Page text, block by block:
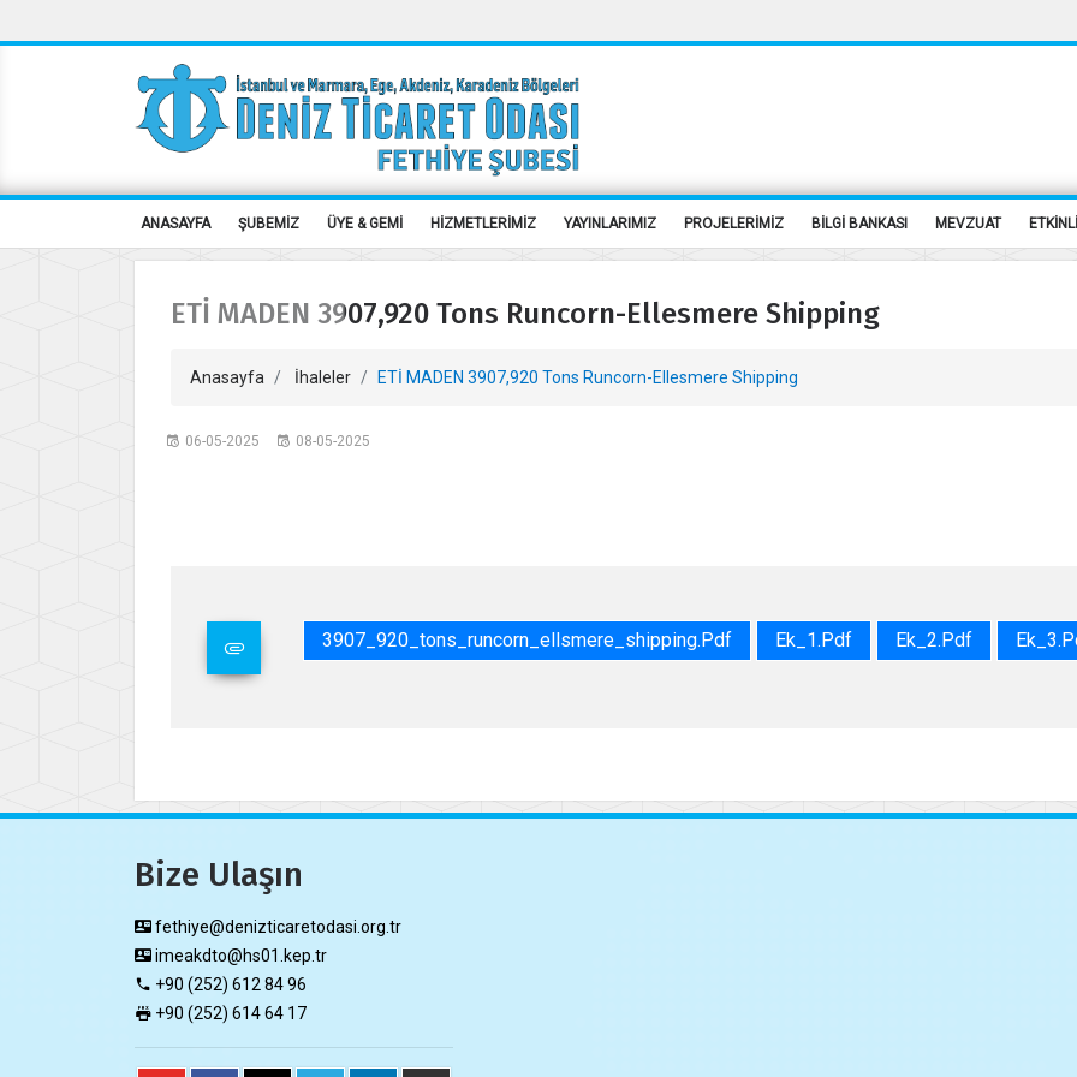
ANASAYFA ŞUBEMİZ ÜYE & GEMİ HİZMETLERİMİZ YAYINLARIMIZ PROJELERİMİZ BİLGİ BANKASI MEVZUAT
ETİ MADEN 3907,920 Tons Runcorn-Ellesmere Shipping
Anasayfa İhaleler ETİ MADEN 3907,920 Tons Runcorn-Ellesmere Shipping
06-05-2025 08-05-2025
3907_920_tons_runcorn_ellsmere_shipping.pdf Ek_1.pdf Ek_2.pdf
Bize Ulaşın
fethiye@denizticaretodasi.org.tr
imeakdto@hs01.kep.tr
+90 (252) 612 84 96
+90 (252) 614 64 17​